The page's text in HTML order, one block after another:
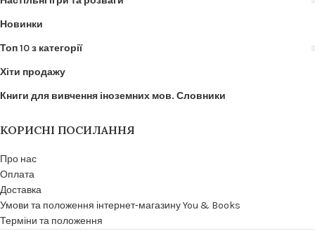
Новинки
Топ 10 з категорії
Хіти продажу
Книги для вивчення іноземних мов. Словники
КОРИСНІ ПОСИЛАННЯ
Про нас
Оплата
Доставка
Умови та положення інтернет-магазину You & Books
Терміни та положення